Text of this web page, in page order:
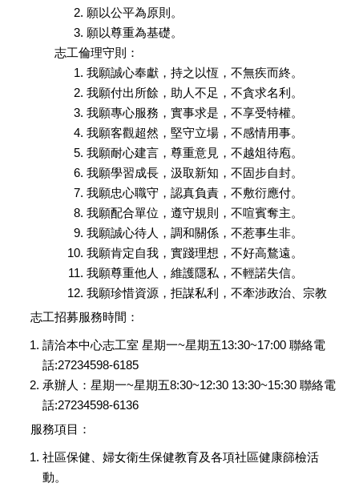
願以公平為原則。
願以尊重為基礎。
志工倫理守則：
我願誠心奉獻，持之以恆，不無疾而終。
我願付出所餘，助人不足，不貪求名利。
我願專心服務，實事求是，不享受特權。
我願客觀超然，堅守立場，不感情用事。
我願耐心建言，尊重意見，不越俎待庖。
我願學習成長，汲取新知，不固步自封。
我願忠心職守，認真負責，不敷衍應付。
我願配合單位，遵守規則，不喧賓奪主。
我願誠心待人，調和關係，不惹事生非。
我願肯定自我，實踐理想，不好高鶩遠。
我願尊重他人，維護隱私，不輕諾失信。
我願珍惜資源，拒謀私利，不牽涉政治、宗教
志工招募服務時間：
請洽本中心志工室 星期一~星期五13:30~17:00 聯絡電
話:27234598-6185
承辦人：星期一~星期五8:30~12:30 13:30~15:30 聯絡電
話:27234598-6136
服務項目：
社區保健、婦女衛生保健教育及各項社區健康篩檢活
動。